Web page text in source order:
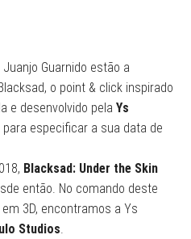
Guarnido estão a
o point & click inspirado
e desenvolvido pela Ys
especificar a sua data de
Blacksad: Under the Skin
então. No comando deste
3D, encontramos a Ys
Studios.